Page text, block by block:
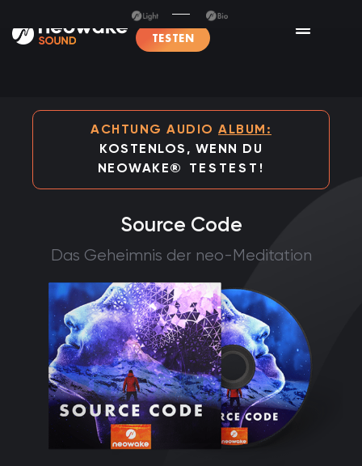
TESTEN
ACHTUNG AUDIO ALBUM:
KOSTENLOS, WENN DU
NEOWAKE® TESTEST!
Source Code
Das Geheimnis der neo-Meditation